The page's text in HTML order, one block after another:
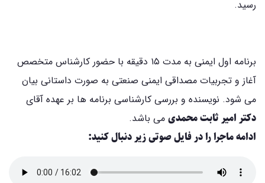
رسید.
برنامه اول ایمنی به مدت ۱۵ دقیقه با حضور کارشناس متخصص
آغاز و تجربیات مصداقی ایمنی صنعتی به صورت داستانی بیان
می شود. نویسنده و بررسی کارشناسی برنامه ها بر عهده آقای
دکتر امیر ثابت محمدی می باشد.
ادامه ماجرا را در فایل صوتی زیر دنبال کنید: